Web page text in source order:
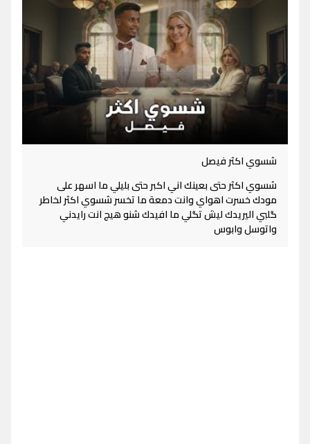
شسوي اكثر فيصل
شسوي اكثر حتى بعينك اني اكبر حتى بليلي ما اسهر على
مودك خسرت اهواي وانت دمعة ما تخسر شسوي اكثر لخاطر
گلبي اليريدك ليش تگلي ما افيدك شنو هيج انت رايدني
واتوسل وابوس